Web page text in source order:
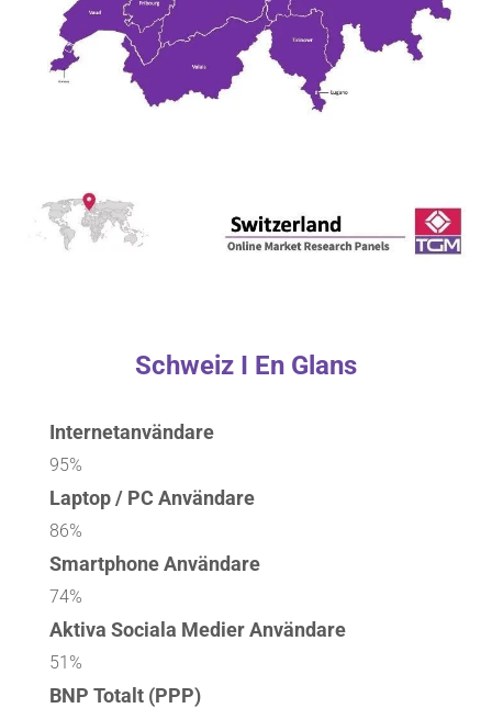
Schweiz I En Glans
Internetanvändare
95%
Laptop / PC Användare
86%
Smartphone Användare
74%
Aktiva Sociala Medier Användare
51%
BNP Totalt (PPP)